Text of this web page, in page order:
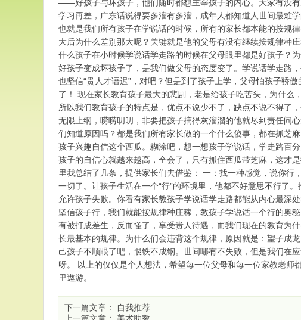
——好孩子与坏孩子，他们随时都想主宰孩子的内心。大家有没
学习再差，广东话说得要多溜有多溜，成年人都知道人世间最难
也就是我们所有孩子在学说话的时候，所有的家长都本能的按规
大后为什么差别那大呢？关键就是他的父母有没有继续按规律种
什么孩子在小时候学说话学走路的时候在父母眼里都是好孩子？
好孩子变成坏孩子了，是我们做父母的态度变了。学说话学走路
也坚信“贵人才语迟”，对吧？但是到了孩子上学，父母怕孩子骄
了！ 现在家长教育孩子最大的悲剧，老是给孩子吃苦头，为什么
所以我们教育孩子的特点是，优点不说少不了，缺点不说不得了
无限上纲，唠唠叨叨，非要把孩子搞得灰溜溜的他就尽到责任问
们知道原因吗？都是我们所有家长做的一个什么傻事，都在抓芝
孩子兴趣自信这个西瓜。糊涂吧，想一想孩子学说话，学走路百
孩子的自信心就越来越高，全会了，只有抓住西瓜带芝麻，这才
里我总结了几条，提供家长们去借鉴： 一：找一种感觉，说你
一切了。让孩子生活在一个“行”的环境里，他都不好意思不行了
允许孩子失败。你看有家长教孩子学说话学走路都能从内心最深
坚信孩子行，我们就能按规律种庄稼，教孩子学说话一个行的奥
有被打成差生，反而怪了，享受贵人待遇，而我们现在的教育为
长最基本的规律。为什么们会违背这个规律，原因就是：望子成
己孩子不顺眼了吧，恨铁不成钢。世间哪有不失败，但是我们在
呀。 以上的仅仅是个人想法，希望每一位父母和每一位家教老
里遨游。
下一篇文章：
自我推荐